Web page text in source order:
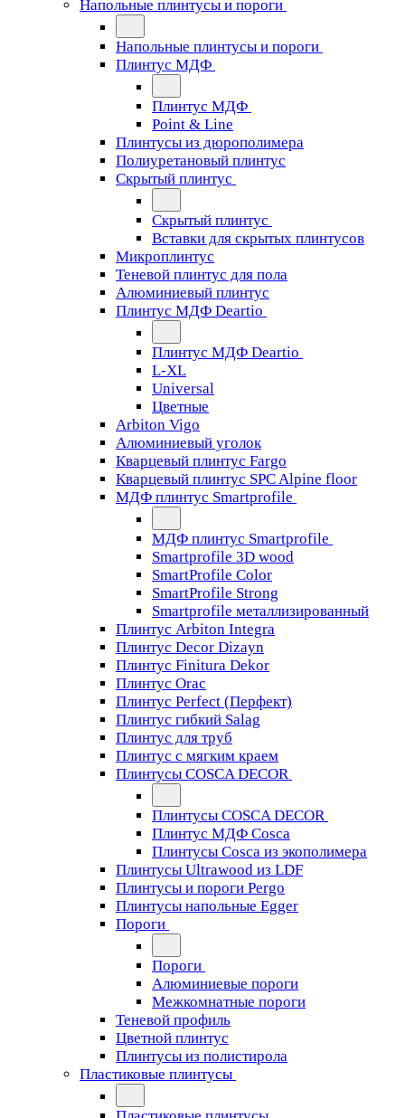
Напольные плинтусы и пороги
Напольные плинтусы и пороги
Плинтус МДФ
Плинтус МДФ
Point & Line
Плинтусы из дюрополимера
Полиуретановый плинтус
Скрытый плинтус
Скрытый плинтус
Вставки для скрытых плинтусов
Микроплинтус
Теневой плинтус для пола
Алюминиевый плинтус
Плинтус МДФ Deartio
Плинтус МДФ Deartio
L-XL
Universal
Цветные
Arbiton Vigo
Алюминиевый уголок
Кварцевый плинтус Fargo
Кварцевый плинтус SPC Alpine floor
МДФ плинтус Smartprofile
МДФ плинтус Smartprofile
Smartprofile 3D wood
SmartProfile Color
SmartProfile Strong
Smartprofile металлизированный
Плинтус Arbiton Integra
Плинтус Decor Dizayn
Плинтус Finitura Dekor
Плинтус Orac
Плинтус Perfect (Перфект)
Плинтус гибкий Salag
Плинтус для труб
Плинтус с мягким краем
Плинтусы COSCA DECOR
Плинтусы COSCA DECOR
Плинтус МДФ Cosca
Плинтусы Cosca из экополимера
Плинтусы Ultrawood из LDF
Плинтусы и пороги Pergo
Плинтусы напольные Egger
Пороги
Пороги
Алюминиевые пороги
Межкомнатные пороги
Теневой профиль
Цветной плинтус
Плинтусы из полистирола
Пластиковые плинтусы